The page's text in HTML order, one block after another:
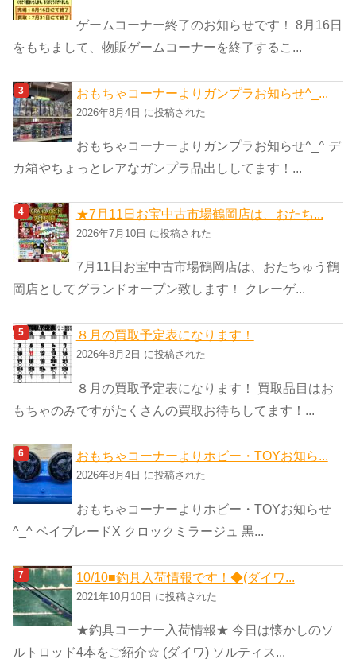
ゲームコーナー終了のお知らせです！ 8月16日
をもちまして、物販ゲームコーナーを終了するこ...
おもちゃコーナーよりガンプラお知らせ^_...
2026年8月4日 に投稿された
おもちゃコーナーよりガンプラお知らせ^_^ デ
カ箱やちょっとレアなガンプラ品出ししてます！...
★7月11日お宝中古市場鶴岡店は、おたち...
2026年7月10日 に投稿された
7月11日お宝中古市場鶴岡店は、おたちゅう鶴
岡店としてグランドオープン致します！ クレーゲ...
８月の買取予定表になります！
2026年8月2日 に投稿された
８月の買取予定表になります！ 買取品目はお
もちゃのみですがたくさんの買取お待ちしてます！...
おもちゃコーナーよりホビー・TOYお知ら...
2026年8月4日 に投稿された
おもちゃコーナーよりホビー・TOYお知らせ
^_^ ベイブレードX クロックミラージュ 黒...
10/10■釣具入荷情報です！◆(ダイワ...
2021年10月10日 に投稿された
★釣具コーナー入荷情報★ 今日は懐かしのソ
ルトロッド4本をご紹介☆ (ダイワ) ソルティス...